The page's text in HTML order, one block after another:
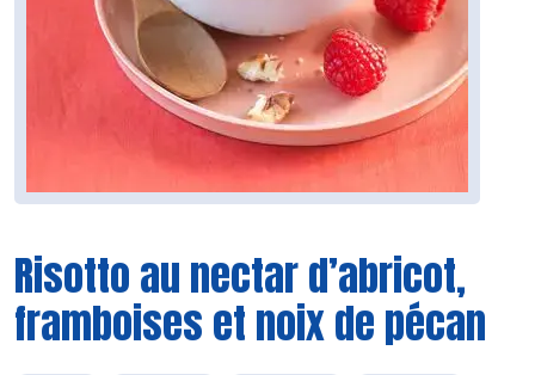
Risotto au nectar d’abricot,
framboises et noix de pécan